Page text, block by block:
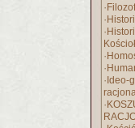
·
·
·
·
·
· Ideo-
·